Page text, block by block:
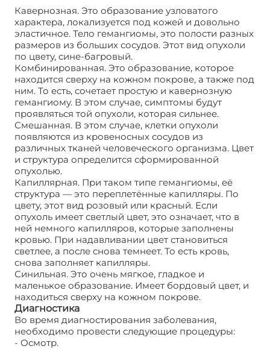
Кавернозная. Это образование узловатого
характера, локализуется под кожей и довольно
эластичное. Тело гемангиомы, это полости разных
размеров из больших сосудов. Этот вид опухоли
по цвету, сине-багровый.
Комбинированная. Это образование, которое
находится сверху на кожном покрове, а также под
ним. То есть, сочетает простую и кавернозную
гемангиому. В этом случае, симптомы будут
проявляться той опухоли, которая сильнее.
Смешанная. В этом случае, клетки опухоли
появляются из кровеносных сосудов из
различных тканей человеческого организма. Цвет
и структура определится сформированной
опухолью.
Капиллярная. При таком типе гемангиомы, её
структура ― это переплетённые капилляры. По
цвету, этот вид розовый или красный. Если
опухоль имеет светлый цвет, это означает, что в
ней немного капилляров, которые заполнены
кровью. При надавливании цвет становиться
светлее, а после снова темнеет. То есть кровь,
снова заполняет капилляры.
Синильная. Это очень мягкое, гладкое и
маленькое образование. Имеет бордовый цвет, и
находиться сверху на кожном покрове.
Диагностика
Во время диагностирования заболевания,
необходимо провести следующие процедуры:
- Осмотр.